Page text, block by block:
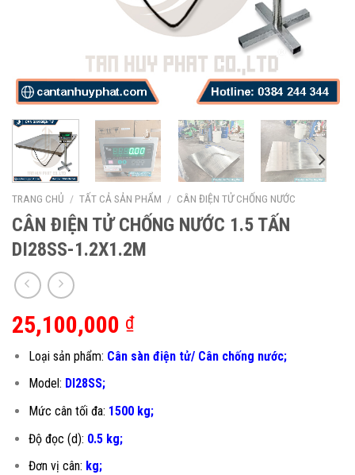
TRANG CHỦ / TẤT CẢ SẢN PHẨM / CÂN ĐIỆN TỬ CHỐNG NƯỚC
CÂN ĐIỆN TỬ CHỐNG NƯỚC 1.5 TẤN
DI28SS-1.2X1.2M
25,100,000 ₫
Loại sản phẩm: Cân sàn điện tử/ Cân chống nước;
Model: DI28SS;
Mức cân tối đa: 1500 kg;
Độ đọc (d): 0.5 kg;
Đơn vị cân: kg;